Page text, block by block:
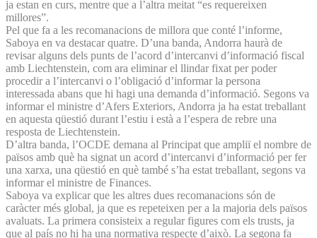
ja estan en curs, mentre que a l’altra meitat “es requereixen
millores”.
Pel que fa a les recomanacions de millora que conté l’informe,
Saboya en va destacar quatre. D’una banda, Andorra haurà de
revisar alguns dels punts de l’acord d’intercanvi d’informació fiscal
amb Liechtenstein, com ara eliminar el llindar fixat per poder
procedir a l’intercanvi o l’obligació d’informar la persona
interessada abans que hi hagi una demanda d’informació. Segons va
informar el ministre d’Afers Exteriors, Andorra ja ha estat treballant
en aquesta qüestió durant l’estiu i està a l’espera de rebre una
resposta de Liechtenstein.
D’altra banda, l’OCDE demana al Principat que ampliï el nombre de
països amb què ha signat un acord d’intercanvi d’informació per fer
una xarxa, una qüestió en què també s’ha estat treballant, segons va
informar el ministre de Finances.
Saboya va explicar que les altres dues recomanacions són de
caràcter més global, ja que es repeteixen per a la majoria dels països
avaluats. La primera consisteix a regular figures com els trusts, ja
que al país no hi ha una normativa respecte d’això. La segona fa